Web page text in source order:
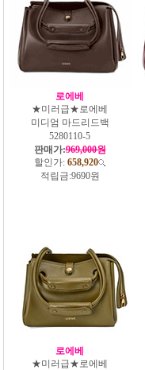
로에베
★미러급★로에베
미디엄 마드리드백
5280110-5
판매가:969,000원
할인가: 658,920
적립금:9690원
로에베
★미러급★로에베